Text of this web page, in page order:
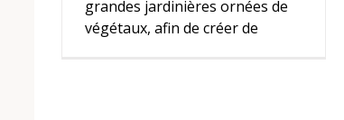
grandes jardinières ornées de
végétaux, afin de créer de